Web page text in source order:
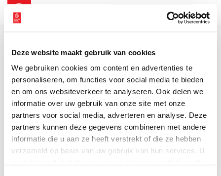
Deze website maakt gebruik van cookies
We gebruiken cookies om content en advertenties te
personaliseren, om functies voor social media te bieden
en om ons websiteverkeer te analyseren. Ook delen we
informatie over uw gebruik van onze site met onze
partners voor social media, adverteren en analyse. Deze
partners kunnen deze gegevens combineren met andere
informatie die u aan ze heeft verstrekt of die ze hebben
verzameld op basis van uw gebruik van hun services. U